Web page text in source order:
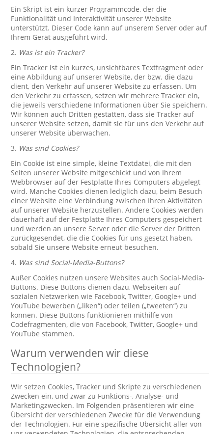
Ein Skript ist ein kurzer Programmcode, der die
Funktionalität und Interaktivität unserer Website
unterstützt. Dieser Code kann auf unserem Server oder auf
Ihrem Gerät ausgeführt wird.
2. Was ist ein Tracker?
Ein Tracker ist ein kurzes, unsichtbares Textfragment oder
eine Abbildung auf unserer Website, der bzw. die dazu
dient, den Verkehr auf unserer Website zu erfassen. Um
den Verkehr zu erfassen, setzen wir mehrere Tracker ein,
die jeweils verschiedene Informationen über Sie speichern.
Wir können auch Dritten gestatten, dass sie Tracker auf
unserer Website setzen, damit sie für uns den Verkehr auf
unserer Website überwachen.
3. Was sind Cookies?
Ein Cookie ist eine simple, kleine Textdatei, die mit den
Seiten unserer Website mitgeschickt und von Ihrem
Webbrowser auf der Festplatte Ihres Computers abgelegt
wird. Manche Cookies dienen lediglich dazu, beim Besuch
einer Website eine Verbindung zwischen Ihren Aktivitäten
auf unserer Website herzustellen. Andere Cookies werden
dauerhaft auf der Festplatte Ihres Computers gespeichert
und werden an unsere Server oder die Server der Dritten
zurückgesendet, die die Cookies für uns gesetzt haben,
sobald Sie unsere Website erneut besuchen.
4. Was sind Social-Media-Buttons?
Außer Cookies nutzen unsere Websites auch Social-Media-
Buttons. Diese Buttons dienen dazu, Webseiten auf
sozialen Netzwerken wie Facebook, Twitter, Google+ und
YouTube bewerben („liken“) oder teilen („tweeten“) zu
können. Diese Buttons funktionieren mithilfe von
Codefragmenten, die von Facebook, Twitter, Google+ und
YouTube stammen.
Warum verwenden wir diese
Technologien?
Wir setzen Cookies, Tracker und Skripte zu verschiedenen
Zwecken ein, und zwar zu Funktions-, Analyse- und
Marketingzwecken. Im Folgenden präsentieren wir eine
Übersicht der verschiedenen Zwecke für die Verwendung
der Technologien. Für eine spezifische Übersicht aller von